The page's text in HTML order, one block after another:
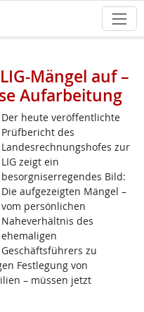
Mängel auf –
Aufarbeitung
Der heute veröffentlichte
Prüfbericht des
Landesrechnungshofes zur
LIG zeigt ein
besorgniserregendes Bild:
Die aufgezeigten Mängel –
vom persönlichen
Naheverhältnis des
ehemaligen
Geschäftsführers zu
Festlegung von
– müssen jetzt